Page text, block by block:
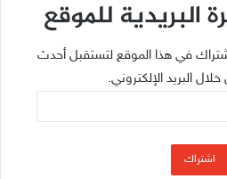
البريدية للموقع
في هذا الموقع لتستقبل أحدث
البريد الإلكتروني.
اشتراك